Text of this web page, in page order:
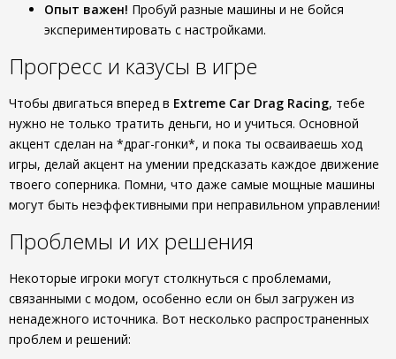
Опыт важен! Пробуй разные машины и не бойся
экспериментировать с настройками.
Прогресс и казусы в игре
Чтобы двигаться вперед в Extreme Car Drag Racing, тебе
нужно не только тратить деньги, но и учиться. Основной
акцент сделан на *драг-гонки*, и пока ты осваиваешь ход
игры, делай акцент на умении предсказать каждое движение
твоего соперника. Помни, что даже самые мощные машины
могут быть неэффективными при неправильном управлении!
Проблемы и их решения
Некоторые игроки могут столкнуться с проблемами,
связанными с модом, особенно если он был загружен из
ненадежного источника. Вот несколько распространенных
проблем и решений: